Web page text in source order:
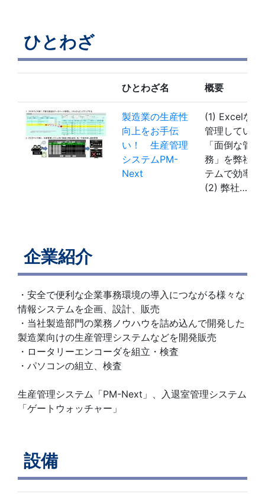
ひとわざ
ひとわざ名 概要
製造業の生産性
向上をお手伝
い！ 生産管理
システムPM-
Next
(1) Excelなど
管理している
「面倒な管理
務」を弊社シ
テムで効率化
(2) 弊社…
企業紹介
・安全で便利な企業事務環境の導入につながる様々な
情報システムを企画、設計、販売
・当社製造部門の業務ノウハウを詰め込んで開発した
製造業向けの生産管理システムなどを開発販売
・ロータリーエンコーダを組立・検査
・パソコンの組立、検査
生産管理システム「PM-Next」、入退室管理システム
「ゲートウォッチャー」
設備